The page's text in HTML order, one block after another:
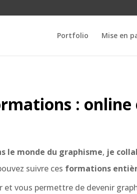
Portfolio Mise en
:
le monde du graphisme, je
suivre ces formations
et vous permettre de devenir